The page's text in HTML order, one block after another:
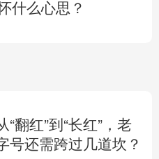
什么心思？
“翻红”到“长红”，老
号还需跨过几道坎？